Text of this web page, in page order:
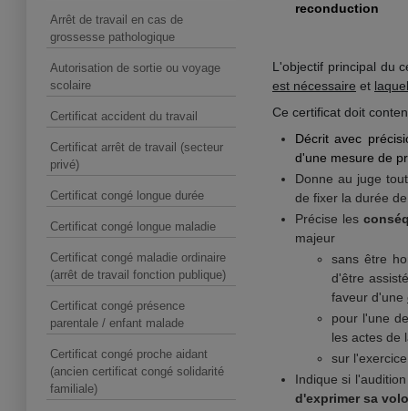
Arrêt de travail en cas de
grossesse pathologique
Autorisation de sortie ou voyage
scolaire
Certificat accident du travail
Certificat arrêt de travail (secteur
privé)
Certificat congé longue durée
Certificat congé longue maladie
Certificat congé maladie ordinaire
(arrêt de travail fonction publique)
Certificat congé présence
parentale / enfant malade
Certificat congé proche aidant
(ancien certificat congé solidarité
familiale)
reconduction
L'objectif principal du
est nécessaire et
Ce certificat doit
Décrit avec
d'une mesure de
Donne au juge
de fixer la durée
Précise les
majeur
sans être
d'être
faveur d'une
pour l'une
les actes de
sur
Indique si
d'exprimer sa